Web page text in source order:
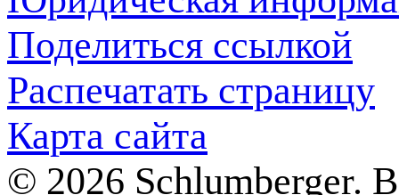
Поделиться ссылкой
Распечатать страницу
Карта сайта
© 2026 Schlumberger.